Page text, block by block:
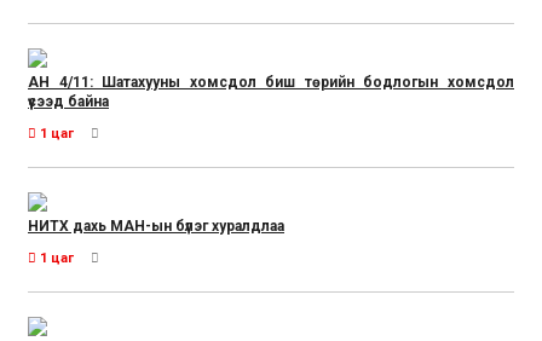
АН 4/11: Шатахууны хомсдол биш төрийн бодлогын хомсдол
үүсээд байна
1 цаг
НИТХ дахь МАН-ын бүлэг хуралдлаа
1 цаг